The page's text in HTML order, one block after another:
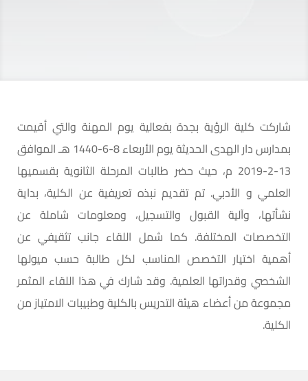
شاركت كلية الرؤية بجدة بفعالية يوم المهنة والتي أقيمت
بمدارس دار الهدى الحديثة يوم الأربعاء 8-6-1440 هـ الموافق
13-2-2019 م، حيث حضر طالبات المرحلة الثانوية بقسميها
العلمي و الأدبي. تم تقديم نبذه تعريفية عن الكلية، بداية
نشأتها، وآلية القبول والتسجيل، ومعلومات شاملة عن
التخصصات المختلفة. كما شمل اللقاء جانب تثقيفي عن
أهمية اختيار التخصص المناسب لكل طالبة حسب ميولها
الشخصي وقدراتها العلمية. وقد شارك في هذا اللقاء المثمر
مجموعة من أعضاء هيئة التدريس بالكلية وطبيبات الامتياز من
الكلية.